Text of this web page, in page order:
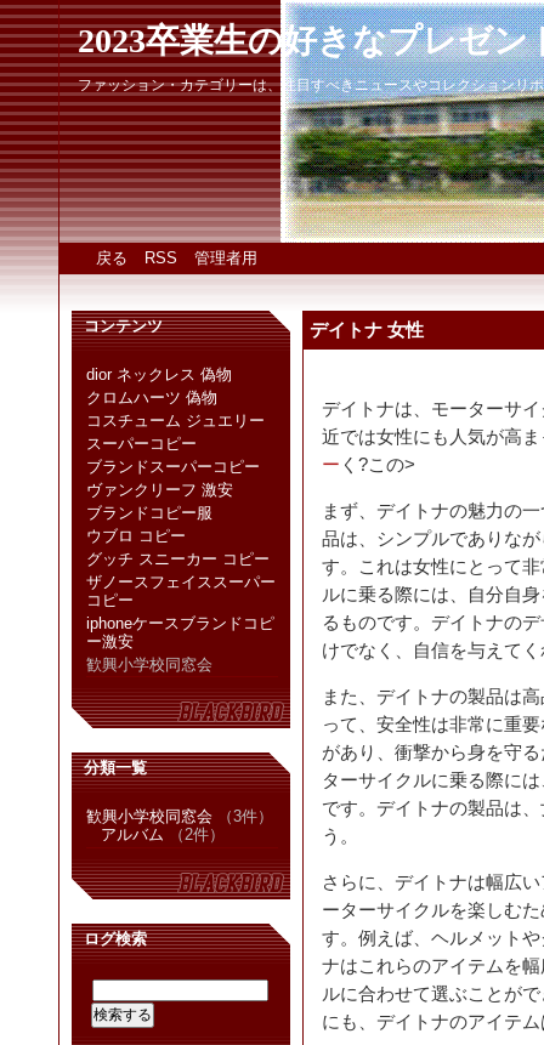
2023卒業生の好きなプレゼン
ファッション・カテゴリーは、注目すべきニュースやコレクションリ
戻る RSS 管理者用
デイトナ 女性
デイトナは、モーターサ
近では女性にも人気が高
ー く?この>
まず、デイトナの魅力の
品は、シンプルでありな
す。これは女性にとって
ルに乗る際には、自分自
るものです。デイトナの
けでなく、自信を与えて
また、デイトナの製品は
って、安全性は非常に重
があり、衝撃から身を守
ターサイクルに乗る際に
です。デイトナの製品は
う。
さらに、デイトナは幅広
ーターサイクルを楽しむ
す。例えば、ヘルメット
ナはこれらのアイテムを
ルに合わせて選ぶことが
にも、デイトナのアイテ
コンテンツ
dior ネックレス 偽物
クロムハーツ 偽物
コスチューム ジュエリー
スーパーコピー
ブランドスーパーコピー
ヴァンクリーフ 激安
ブランドコピー服
ウブロ コピー
グッチ スニーカー コピー
ザノースフェイススーパー
コピー
iphoneケースブランドコピ
ー激安
歓興小学校同窓会
分類一覧
歓興小学校同窓会 （3件）
アルバム （2件）
ログ検索